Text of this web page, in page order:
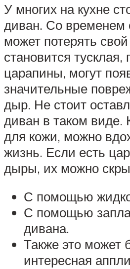
У многих на кухне
диван. Со временем
может потерять
становится тусклая,
царапины, могут
значительные
дыр. Не стоит
диван в таком виде.
для кожи, можно
жизнь. Если есть
дыры, их можно
С помощью
С помощью
дивана.
Также это может
интересная